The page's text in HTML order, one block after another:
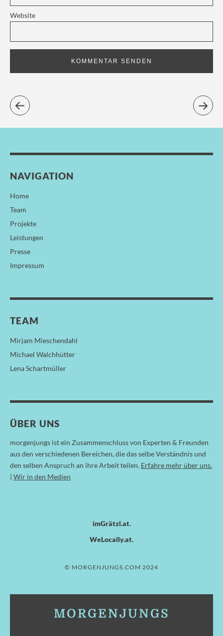
Website
NAVIGATION
Home
Team
Projekte
Leistungen
Presse
Impressum
TEAM
Mirjam Mieschendahl
Michael Walchhütter
Lena Schartmüller
ÜBER UNS
morgenjungs ist ein Zusammenschluss von Experten & Freunden
aus den verschiedenen Bereichen, die das selbe Verständnis und
den selben Anspruch an ihre Arbeit teilen. Erfahre mehr über uns.
| Wir in den Medien
imGrätzl.at
WeLocally.at
© MORGENJUNGS.COM 2024
MORGENJUNGS